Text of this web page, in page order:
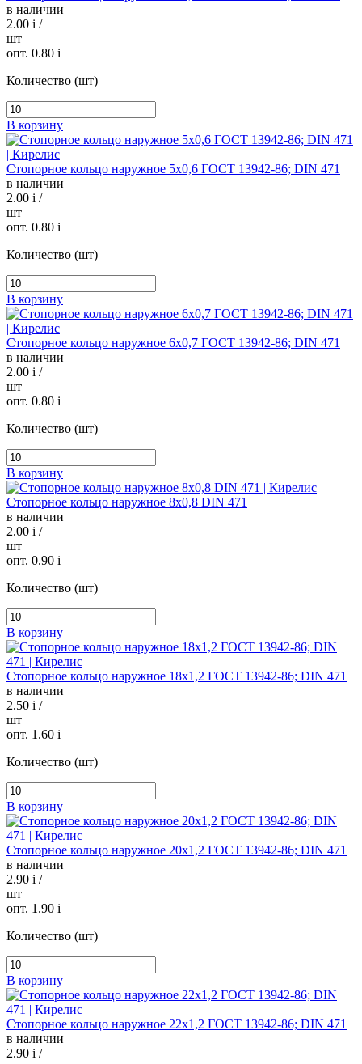
в наличии
2.00 i /
шт
опт. 0.80 i
Количество (шт)
В корзину
Стопорное кольцо наружное 5х0,6 ГОСТ 13942-86; DIN 471
в наличии
2.00 i /
шт
опт. 0.80 i
Количество (шт)
В корзину
Стопорное кольцо наружное 6х0,7 ГОСТ 13942-86; DIN 471
в наличии
2.00 i /
шт
опт. 0.80 i
Количество (шт)
В корзину
Стопорное кольцо наружное 8х0,8 DIN 471
в наличии
2.00 i /
шт
опт. 0.90 i
Количество (шт)
В корзину
Стопорное кольцо наружное 18х1,2 ГОСТ 13942-86; DIN 471
в наличии
2.50 i /
шт
опт. 1.60 i
Количество (шт)
В корзину
Стопорное кольцо наружное 20х1,2 ГОСТ 13942-86; DIN 471
в наличии
2.90 i /
шт
опт. 1.90 i
Количество (шт)
В корзину
Стопорное кольцо наружное 22х1,2 ГОСТ 13942-86; DIN 471
в наличии
2.90 i /